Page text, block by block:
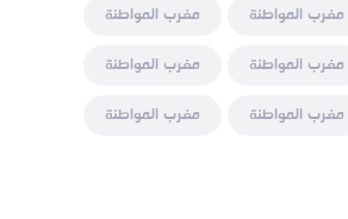
مغرب المواطنة
مغرب المواطنة
مغرب المواطنة
مغرب المواطنة
مغرب المواطنة
مغرب المواطنة